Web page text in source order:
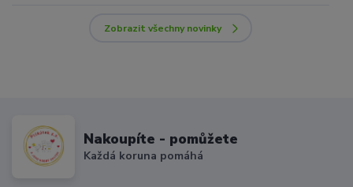
Zobrazit všechny novinky
Nakoupíte - pomůžete
Každá koruna pomáhá